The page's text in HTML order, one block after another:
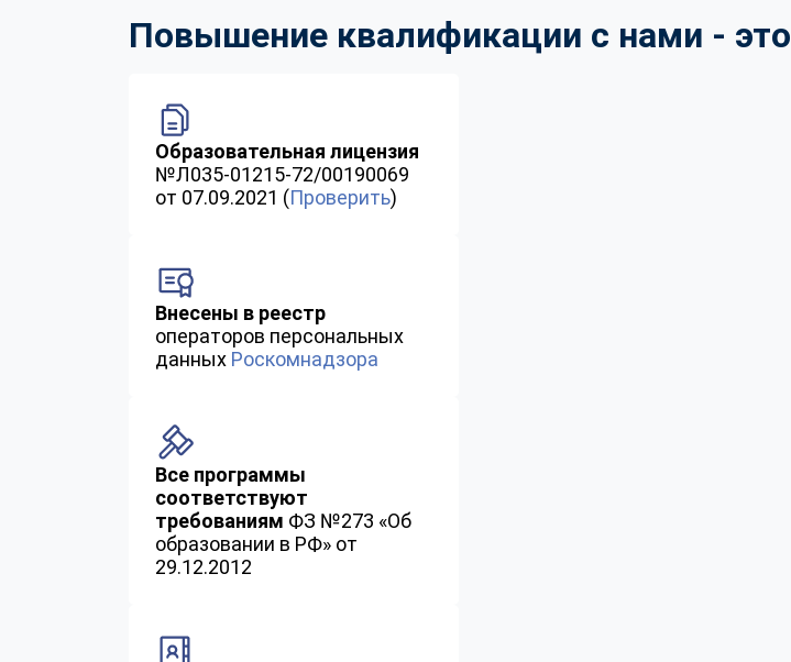
Повышение квалификации с нами - это
Образовательная лицензия
№Л035-01215-72/00190069
от 07.09.2021 (Проверить)
Внесены в реестр
операторов персональных
данных Роскомнадзора
Все программы
соответствуют
требованиям ФЗ №273 «Об
образовании в РФ» от
29.12.2012